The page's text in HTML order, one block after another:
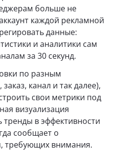
больше не
каждой рекламной
данные:
и аналитики сам
за 30 секунд.
по разным
канал и так далее),
свои метрики под
визуализация
тренды в эффективности
сообщает о
требующих внимания.